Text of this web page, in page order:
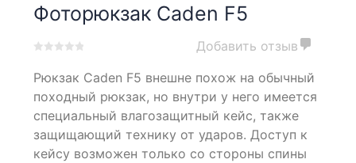
Фоторюкзак Caden F5
out
on
customer
ratings
Добавить отзыв
Рюкзак Caden F5 внешне похож на обычный
походный рюкзак, но внутри у него имеется
специальный влагозащитный кейс, также
защищающий технику от ударов. Доступ к
кейсу возможен только со стороны спины